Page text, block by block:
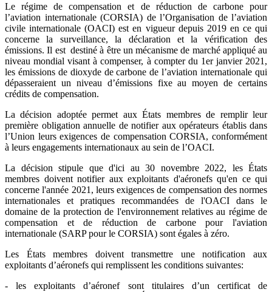
Le régime de compensation et de réduction de carbone pour
l’aviation internationale (CORSIA) de l’Organisation de l’aviation
civile internationale (OACI) est en vigueur depuis 2019 en ce qui
concerne la surveillance, la déclaration et la vérification des
émissions. Il est destiné à être un mécanisme de marché appliqué au
niveau mondial visant à compenser, à compter du 1er janvier 2021,
les émissions de dioxyde de carbone de l’aviation internationale qui
dépasseraient un niveau d’émissions fixe au moyen de certains
crédits de compensation.
La décision adoptée permet aux États membres de remplir leur
première obligation annuelle de notifier aux opérateurs établis dans
l’Union leurs exigences de compensation CORSIA, conformément
à leurs engagements internationaux au sein de l’OACI.
La décision stipule que d'ici au 30 novembre 2022, les États
membres doivent notifier aux exploitants d'aéronefs qu'en ce qui
concerne l'année 2021, leurs exigences de compensation des normes
internationales et pratiques recommandées de l'OACI dans le
domaine de la protection de l'environnement relatives au régime de
compensation et de réduction de carbone pour l'aviation
internationale (SARP pour le CORSIA) sont égales à zéro.
Les États membres doivent transmettre une notification aux
exploitants d’aéronefs qui remplissent les conditions suivantes:
- les exploitants d’aéronef sont titulaires d’un certificat de